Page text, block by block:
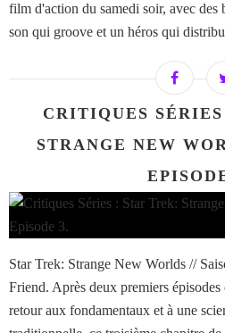
film d'action du samedi soir, avec des
son qui groove et un héros qui
CRITIQUES
STRANGE NEW
Star Trek: Strange New Worlds //
Friend. Après deux premiers épisodes
retour aux fondamentaux et à une